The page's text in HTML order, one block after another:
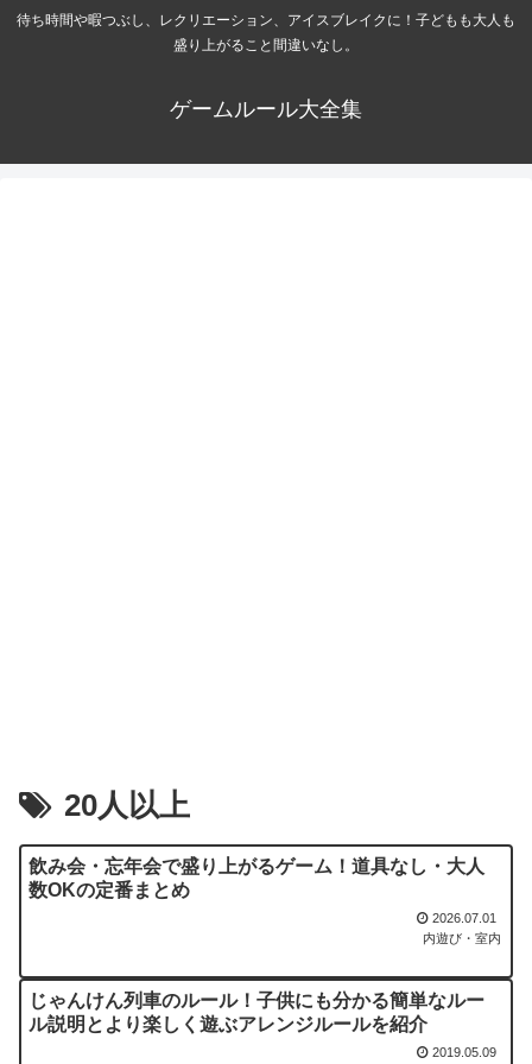
待ち時間や暇つぶし、レクリエーション、アイスブレイクに！子どもも大人も
盛り上がること間違いなし。
ゲームルール大全集
20人以上
飲み会・忘年会で盛り上がるゲーム！道具なし・大人
数OKの定番まとめ
2026.07.01
内遊び・室内
じゃんけん列車のルール！子供にも分かる簡単なルー
ル説明とより楽しく遊ぶアレンジルールを紹介
2019.05.09